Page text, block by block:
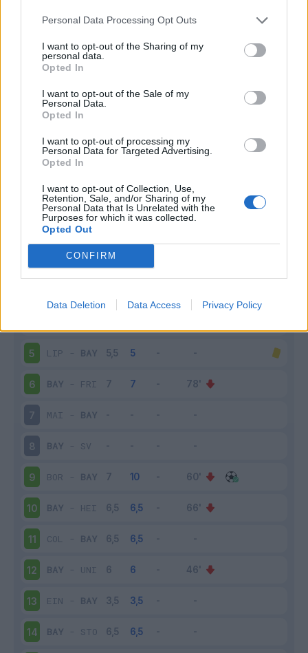
Personal Data Processing Opt Outs
I want to opt-out of the Sharing of my
personal data.
Opted In
I want to opt-out of the Sale of my
Personal Data.
Opted In
I want to opt-out of processing my
Personal Data for Targeted Advertising.
Opted In
I want to opt-out of Collection, Use,
Retention, Sale, and/or Sharing of my
Personal Data that Is Unrelated with the
Purposes for which it was collected.
Opted Out
CONFIRM
Data Deletion Data Access Privacy Policy
Infortunato 0 - 0%
Inutilizzato
Scarica riepilogo
stagionale
Giornata Voto FV Entrato Uscito Bonus/Malus
BAY-AUG
-BAY
5 LIP - BAY
6 BAY - FRI
7 MAI - BAY
8 BAY - SV
9 BOR - BAY
10 BAY - HEI
11 COL - BAY
12 BAY - UNI
13 EIN - BAY
14 BAY - STO